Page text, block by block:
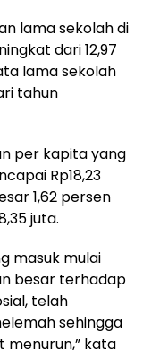
lama sekolah di
dari 12,97
lama sekolah
tahun
per kapita yang
Rp18,23
1,62 persen
juta.
masuk mulai
besar terhadap
telah
sehingga
menurun,” kata